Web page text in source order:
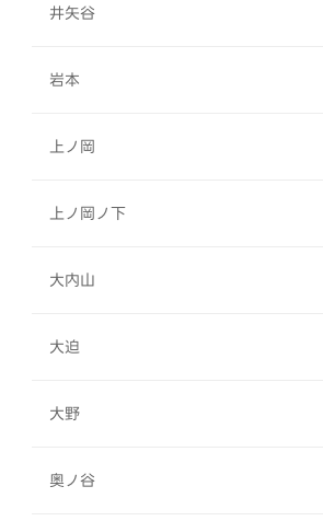
井矢谷
岩本
上ノ岡
上ノ岡ノ下
大内山
大迫
大野
奥ノ谷